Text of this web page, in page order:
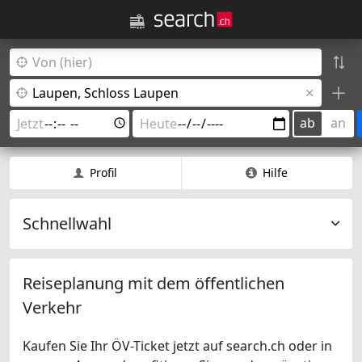
ab an
Profil Hilfe
Schnellwahl
Reiseplanung mit dem öffentlichen
Verkehr
Kaufen Sie Ihr ÖV-Ticket jetzt auf search.ch oder in